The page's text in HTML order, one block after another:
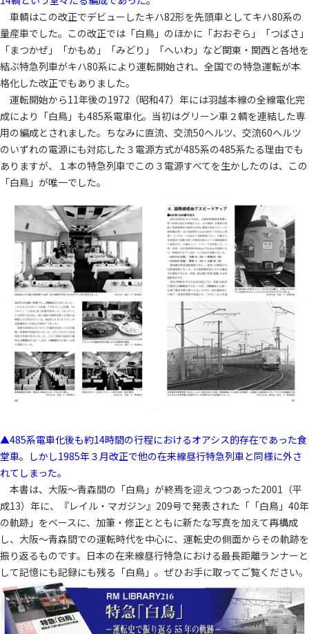
車輌はこの改正でデビューしたキハ82形を先頭車としてキハ80系の
量産車でした。この改正では「白鳥」のほかに「おおぞら」「つばさ」
「まつかぜ」「かもめ」「みどり」「へいわ」など関東・関西と各地を
結ぶ特急列車がキハ80系により運転開始され、全国での特急運転が本
格化した改正でもありました。
運転開始から11年後の1972（昭和47）年には羽越本線の全線電化完
成により「白鳥」も485系電車化。当初はグリーン車２輌を連結した専
用の編成とされました。ちなみに直流、交流50ヘルツ、交流60ヘルツ
のいずれの電源にも対応した３電源方式が485系の485系たる理由でも
ありますが、１本の特急列車でこの３電源すべてを生かしたのは、この
「白鳥」が唯一でした。
▲485系電車化後も約14時間の行程におけるオアシス的存在であった食
堂車。しかし1985年３月改正で他の在来線昼行特急列車と同様に外さ
れてしまった。
本書は、大阪～青森間の「白鳥」が終焉を迎えつつあった2001（平
成13）年に、『レイル・マガジン』209号で発表された「「白鳥」40年
の軌跡」をベースに、加筆・修正とともに新たな写真を加えて再構成
し、大阪～青森間での運転時代を中心に、運転史の側面からその軌跡を
振り返るものです。日本の在来線昼行特急における最長距離ランナーと
して記憶にも記録にも残る「白鳥」。ぜひお手に取ってご覧ください。